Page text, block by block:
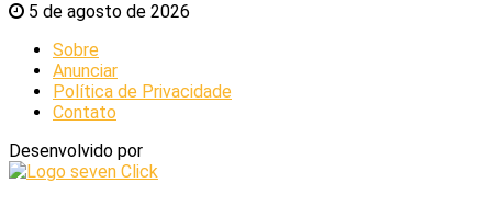
5 de agosto de 2026
Sobre
Anunciar
Política de Privacidade
Contato
Desenvolvido por